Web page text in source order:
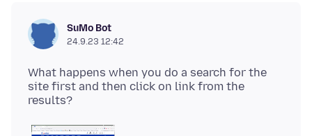
SuMo Bot
24.9.23 12:42
What happens when you do a search for the
site first and then click on link from the